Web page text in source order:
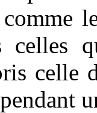
celles
celle